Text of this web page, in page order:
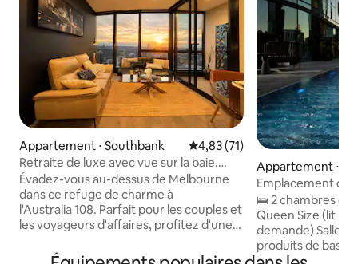
Appartement ⋅ Southbank Évaluation moyenne sur la
4,83 (71)
Retraite de luxe avec vue sur la baie.
Australie 108, niveau 38
Évadez-vous au-dessus de Melbourne
dans ce refuge de charme à
l'Australia 108. Parfait pour les couples et
les voyageurs d'affaires, profitez d'une
fermé, d'un espace de travail dédié, du
Appartement ⋅
Emplacement
toit
🛌 2 chambres
Queen Size (lit
demande) Salle
produits de base,
soins Cuisine 🍳